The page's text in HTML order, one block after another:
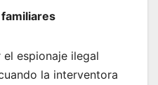
espionaje ilegal
la interventora